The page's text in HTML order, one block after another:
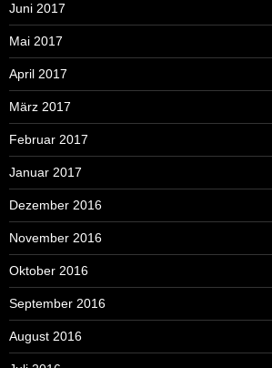
Juni 2017
Mai 2017
April 2017
März 2017
Februar 2017
Januar 2017
Dezember 2016
November 2016
Oktober 2016
September 2016
August 2016